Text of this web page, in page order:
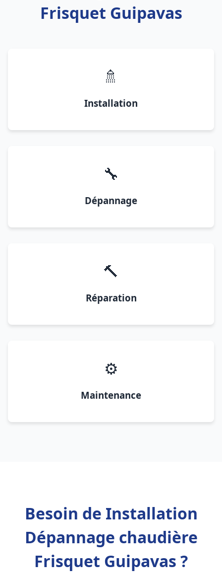
Frisquet Guipavas
🚿
Installation
🔧
Dépannage
🔨
Réparation
⚙️
Maintenance
Besoin de Installation
Dépannage chaudière
Frisquet Guipavas ?